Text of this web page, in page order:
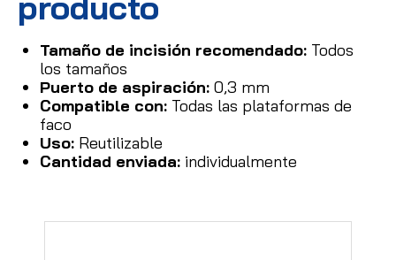
Tamaño de incisión recomendado: Todos
los tamaños
Puerto de aspiración: 0,3 mm
Compatible con: Todas las plataformas de
faco
Uso: Reutilizable
Cantidad enviada: individualmente